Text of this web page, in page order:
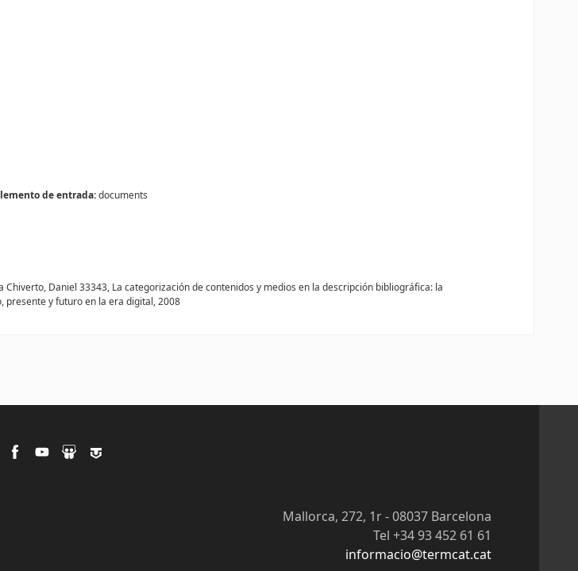
de entrada:documents
Chiverto, Daniel 33343, La categorización de contenidos y medios en la descripción bibliográfica: la
presente y futuro en la era digital, 2008
Mallorca, 272, 1r - 08037 Barcelona
Tel +34 93 452 61 61
informacio@termcat.cat